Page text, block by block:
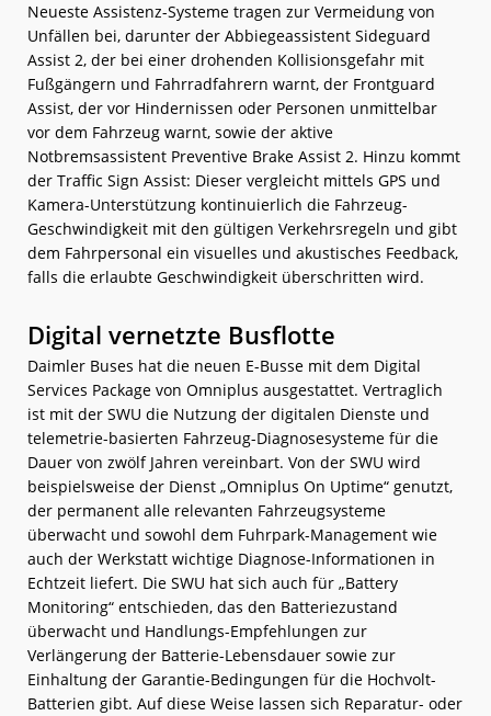
Neueste Assistenz-Systeme tragen zur Vermeidung von
Unfällen bei, darunter der Abbiegeassistent Sideguard
Assist 2, der bei einer drohenden Kollisionsgefahr mit
Fußgängern und Fahrradfahrern warnt, der Frontguard
Assist, der vor Hindernissen oder Personen unmittelbar
vor dem Fahrzeug warnt, sowie der aktive
Notbremsassistent Preventive Brake Assist 2. Hinzu kommt
der Traffic Sign Assist: Dieser vergleicht mittels GPS und
Kamera-Unterstützung kontinuierlich die Fahrzeug-
Geschwindigkeit mit den gültigen Verkehrsregeln und gibt
dem Fahrpersonal ein visuelles und akustisches Feedback,
falls die erlaubte Geschwindigkeit überschritten wird.
Digital vernetzte Busflotte
Daimler Buses hat die neuen E-Busse mit dem Digital
Services Package von Omniplus ausgestattet. Vertraglich
ist mit der SWU die Nutzung der digitalen Dienste und
telemetrie-basierten Fahrzeug-Diagnosesysteme für die
Dauer von zwölf Jahren vereinbart. Von der SWU wird
beispielsweise der Dienst „Omniplus On Uptime“ genutzt,
der permanent alle relevanten Fahrzeugsysteme
überwacht und sowohl dem Fuhrpark-Management wie
auch der Werkstatt wichtige Diagnose-Informationen in
Echtzeit liefert. Die SWU hat sich auch für „Battery
Monitoring“ entschieden, das den Batteriezustand
überwacht und Handlungs-Empfehlungen zur
Verlängerung der Batterie-Lebensdauer sowie zur
Einhaltung der Garantie-Bedingungen für die Hochvolt-
Batterien gibt. Auf diese Weise lassen sich Reparatur- oder